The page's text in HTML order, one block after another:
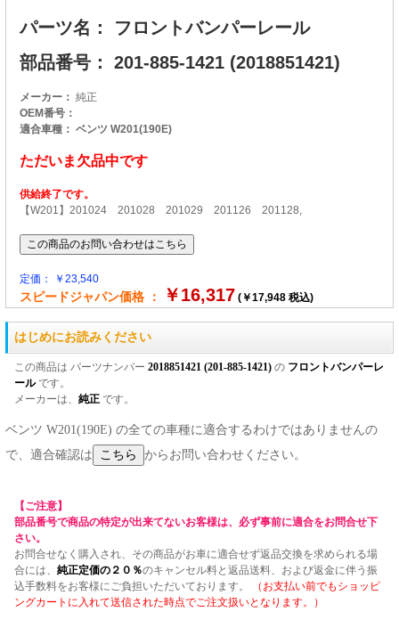
パーツ名： フロントバンパーレール
部品番号： 201-885-1421 (2018851421)
メーカー： 純正
OEM番号：
適合車種： ベンツ W201(190E)
ただいま欠品中です
供給終了です。
【W201】201024 201028 201029 201126 201128,
定価： ￥23,540
スピードジャパン価格 ： ￥16,317 (￥17,948 税込)
はじめにお読みください
この商品は パーツナンバー 2018851421 (201-885-1421) の フロントバンパーレ
ールです。
メーカーは、 純正 です。
ベンツ W201(190E) の全ての車種に適合するわけではありませんの
で、適合確認は
からお問い合わせください。
【ご注意】
部品番号で商品の特定が出来てないお客様は、必ず事前に適合をお問合せ下
さい。
お問合せなく購入され、その商品がお車に適合せず返品交換を求められる場
合には、 純正定価の２０％のキャンセル料と返品送料、および返金に伴う振
込手数料をお客様にご負担いただいております。
（お支払い前でもショッピ
ングカートに入れて送信された時点でご注文扱いとなります。）